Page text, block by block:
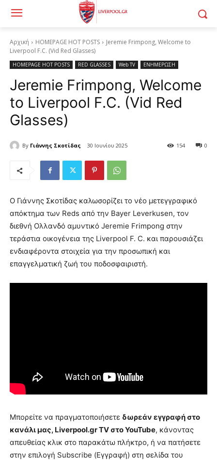
Αρχική HOMEPAGE HOT POSTS
Jeremie Frimpong, Welcome to
Liverpool F.C. (Vid Red Glasses)
HOMEPAGE HOT POSTS RED GLASSES Web TV ΕΝΗΜΕΡΩΣΗ
Jeremie Frimpong, Welcome
to Liverpool F.C. (Vid Red
Glasses)
By Γιάννης Σκοτίδας 30 Ιουνίου 2025 0
154
Ο Γιάννης Σκοτίδας καλωσορίζει το νέο μετεγγραφικό
απόκτημα των Reds από την Bayer Leverkusen, τον
διεθνή Ολλανδό αμυντικό Jeremie Frimpong στην
τεράστια οικογένεια της Liverpool F. C. και παρουσιάζει
ενδιαφέροντα στοιχεία για την προσωπική και
επαγγελματική ζωή του ποδοσφαιριστή.
Μπορείτε να πραγματοποιήσετε δωρεάν εγγραφή στο
κανάλι μας, Liverpool.gr TV στο YouTube, κάνοντας
απευθείας κλικ στο παρακάτω πλήκτρο, ή να πατήσετε
στην επιλογή Subscribe (Εγγραφή) στη σελίδα του